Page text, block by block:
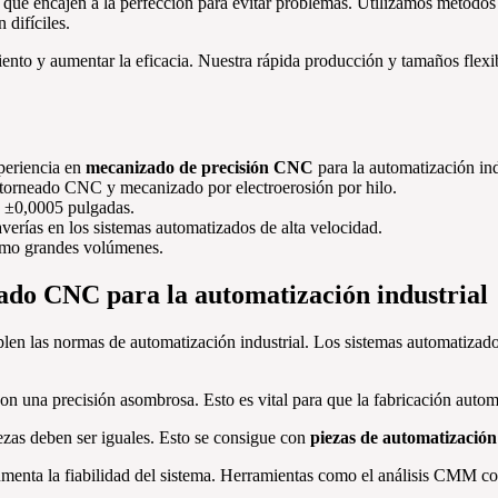
difíciles.
y aumentar la eficacia. Nuestra rápida producción y tamaños
en mecanizado de precisión CNC para la automatización
CNC y mecanizado por electroerosión por hilo.
±0,0005 pulgadas.
en los sistemas automatizados de alta velocidad.
grandes volúmenes.
CNC para la automatización industrial
las normas de automatización industrial. Los sistemas
una precisión asombrosa. Esto es vital para que la fabricación
deben ser iguales. Esto se consigue con piezas de
la fiabilidad del sistema. Herramientas como el análisis CMM